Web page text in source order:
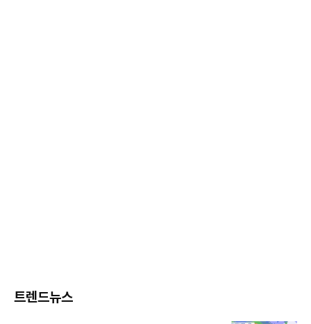
트렌드뉴스